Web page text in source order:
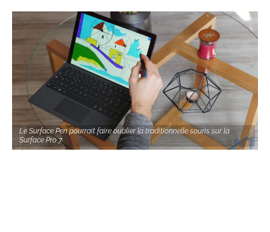
Le Surface Pen pourrait faire oublier la traditionnelle souris sur la
Surface Pro 7